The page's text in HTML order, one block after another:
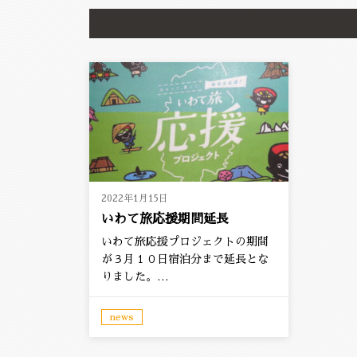
2022年1月15日
いわて旅応援期間延長
いわて旅応援プロジェクトの期間
が３月１０日宿泊分まで延長とな
りました。…
news